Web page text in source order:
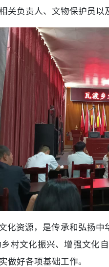
关负责人、文物保护员以
化资源，是传承和弘扬
村文化振兴、增强文化
做好各项基础工作。